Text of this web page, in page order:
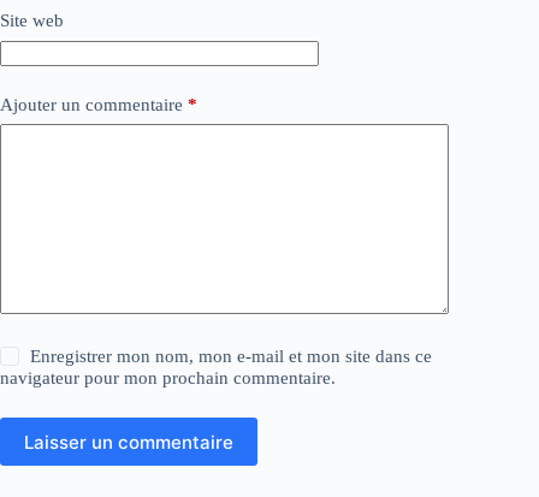
Site web
Ajouter un commentaire *
Enregistrer mon nom, mon e-mail et mon site dans ce
navigateur pour mon prochain commentaire.
Laisser un commentaire